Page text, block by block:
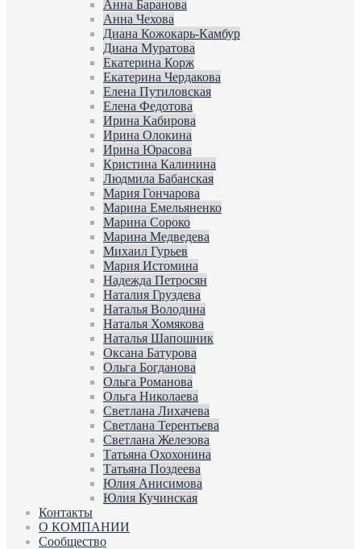
Анна Баранова
Анна Чехова
Диана Кожокарь-Камбур
Диана Муратова
Екатерина Корж
Екатерина Чердакова
Елена Путиловская
Елена Федотова
Ирина Кабирова
Ирина Олокина
Ирина Юрасова
Кристина Калинина
Людмила Бабанская
Мария Гончарова
Марина Емельяненко
Марина Сороко
Марина Медведева
Михаил Гурьев
Мария Истомина
Надежда Петросян
Наталия Груздева
Наталья Володина
Наталья Хомякова
Наталья Шапошник
Оксана Батурова
Ольга Богданова
Ольга Романова
Ольга Николаева
Светлана Лихачева
Светлана Терентьева
Светлана Железова
Татьяна Охохонина
Татьяна Поздеева
Юлия Анисимова
Юлия Кучинская
Контакты
О КОМПАНИИ
Сообщество